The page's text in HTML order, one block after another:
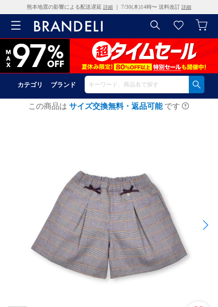
熊本地震の影響による配送遅延 詳細 ｜ 7/30(木)14時〜 送料改訂 詳細
カテゴリ ブランド
この商品は サイズ交換無料・返品可能 です